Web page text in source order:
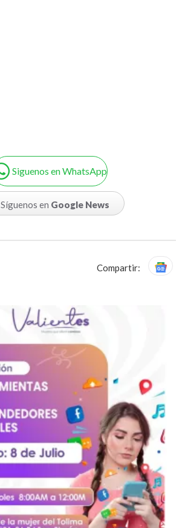
Siguenos en WhatsApp
Síguenos en Google News
Compartir: